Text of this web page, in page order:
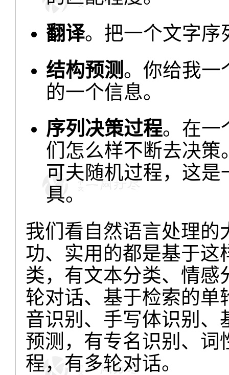
翻译。把一个文字序
结构预测。你给我一
的一个信息。
序列决策过程。在一
们怎么样不断去决
可夫随机过程，这
具。
我们看自然语言处理的
功、实用的都是基于这
类，有文本分类、情
轮对话、基于检索的单
音识别、手写体识别
预测，有专名识别、词
程，有多轮对话。